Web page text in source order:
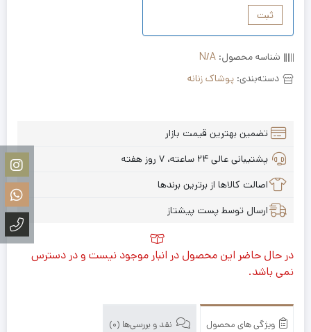
ثبت
شناسه محصول: N/A
دسته‌بندی: پوشاک زنانه
تضمین بهترین قیمت بازار
پشتیبانی عالی ۲۴ ساعته، ۷ روز هفته
اصالت کالاها از برترین برندها
ارسال توسط پست پیشتاز
در حال حاضر این محصول در انبار موجود نیست و در دسترس
نمی باشد.
ویژگی های محصول نقد و بررسی‌ها (0)